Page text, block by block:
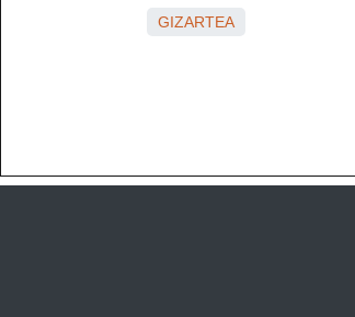
GIZARTEA